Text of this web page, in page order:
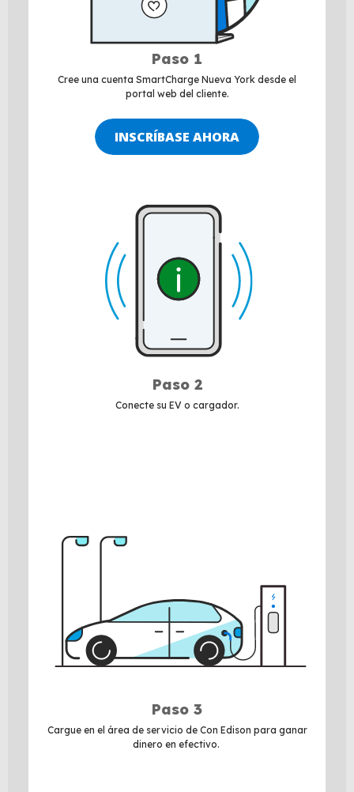
Paso 1
Cree una cuenta SmartCharge Nueva York desde el
portal web del cliente.
INSCRÍBASE AHORA
Paso 2
Conecte su EV o cargador.
Paso 3
Cargue en el área de servicio de Con Edison para ganar
dinero en efectivo.